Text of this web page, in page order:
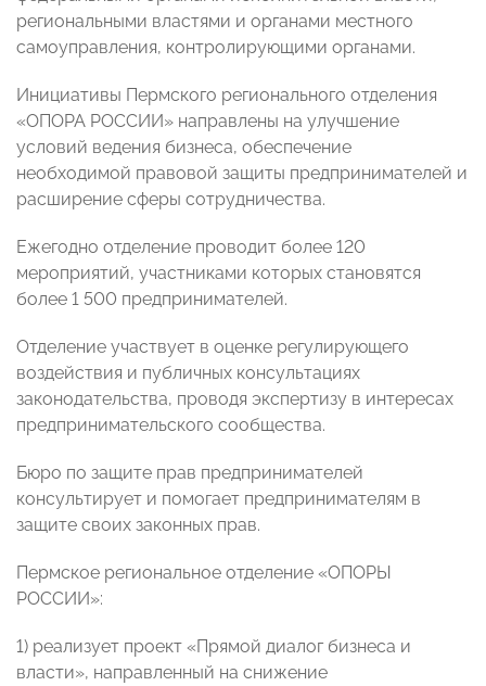
региональными властями и органами местного
самоуправления, контролирующими органами.
Инициативы Пермского регионального отделения
«ОПОРА РОССИИ» направлены на улучшение
условий ведения бизнеса, обеспечение
необходимой правовой защиты предпринимателей и
расширение сферы сотрудничества.
Ежегодно отделение проводит более 120
мероприятий, участниками которых становятся
более 1 500 предпринимателей.
Отделение участвует в оценке регулирующего
воздействия и публичных консультациях
законодательства, проводя экспертизу в интересах
предпринимательского сообщества.
Бюро по защите прав предпринимателей
консультирует и помогает предпринимателям в
защите своих законных прав.
Пермское региональное отделение «ОПОРЫ
РОССИИ»:
1) реализует проект «Прямой диалог бизнеса и
власти», направленный на снижение